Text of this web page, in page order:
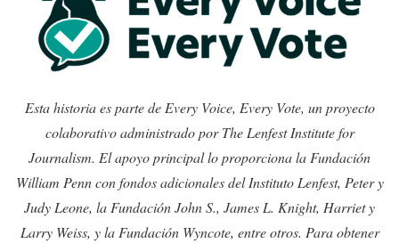
Esta historia es parte de Every Voice, Every Vote, un proyecto
colaborativo administrado por The Lenfest Institute for
Journalism. El apoyo principal lo proporciona la Fundación
William Penn con fondos adicionales del Instituto Lenfest, Peter y
Judy Leone, la Fundación John S., James L. Knight, Harriet y
Larry Weiss, y la Fundación Wyncote, entre otros. Para obtener